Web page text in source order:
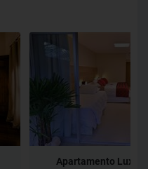
Apartamento Luxo -